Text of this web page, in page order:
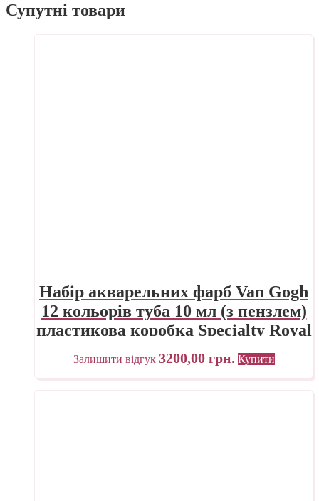
Супутні товари
Набір акварельних фарб Van Gogh
12 кольорів туба 10 мл (з пензлем)
пластикова коробка Specialty Royal
Talens
Залишити відгук 3200,00 грн. Купити